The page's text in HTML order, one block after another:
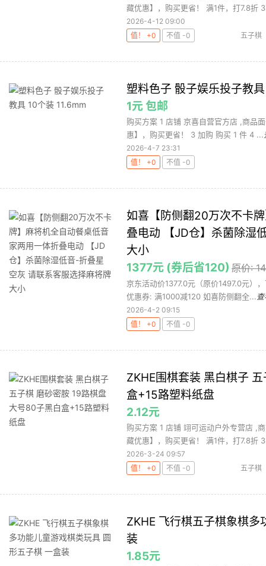
藏优惠】，购买更省！ 满1件，打7.8折
2026-4-12 09:00
值！ +0
不值 -0 五子棋
塑料色子 骰子娱乐投子教
1元 包邮
购买方案 1 店铺 京喜自营官方店 ,商品
惠】，购买更省！ 3 加购 购买 1 件 4 ...
2026-4-7 23:31
值！ +0
不值 -0
如喜【防侧翻20万次不卡
叠电动 【JD仓】杀菌除湿
大小
1377元 (券后省120) 原价:
京东活动价1377.0元（原价1497.0元）
优惠券: 满1000减120 如喜防侧翻全...
2026-4-2 09:15
值！ +0
不值 -0
ZKHE围棋套装 黑白棋子
盒+15路塑料纸盘
2.12元
购买方案 1 店铺 翊可运动户外专营店 ,
藏优惠】，购买更省！ 满1件，打7.8折
2026-3-24 09:57
值！ +0
不值 -0 五子棋
ZKHE 飞行棋五子棋象棋
装
1.85元